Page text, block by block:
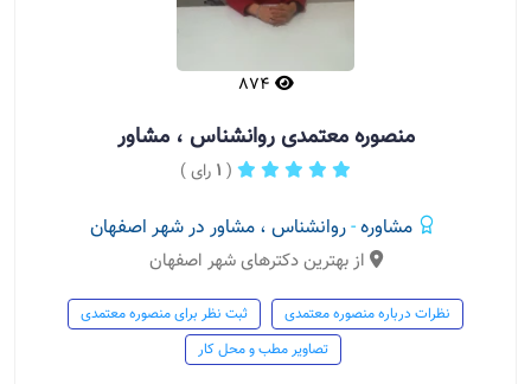
منصوره معتمدی روانشناس ، مشاور
(
1 رای )
مشاوره-روانشناس ، مشاور در شهر اصفهان
از بهترین دکترهای شهر اصفهان
نظرات درباره منصوره معتمدی
ثبت نظر برای منصوره معتمدی
تصاویر مطب و محل کار